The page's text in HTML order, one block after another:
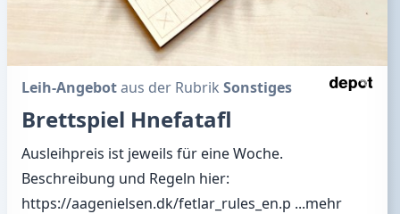
Leih-Angebotaus der Rubrik Sonstiges
Brettspiel Hnefatafl
Ausleihpreis ist jeweils für eine Woche.
Beschreibung und Regeln hier:
https://aagenielsen.dk/fetlar_rules_en.p ...mehr